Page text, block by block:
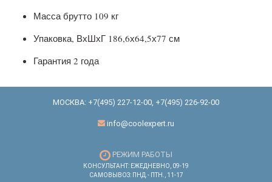
Масса брутто 109 кг
Упаковка, ВхШхГ 186,6х64,5х77 см
Гарантия 2 года
МОСКВА: +7(495) 227-12-00 +7(495) 226-92-00
info@coolexpert.ru
РЕЖИМ РАБОТЫ
КОНСУЛЬТАНТ: ЕЖЕДНЕВНО, 09-19
САМОВЫВОЗ: ПНД.- ПТН., 11-17